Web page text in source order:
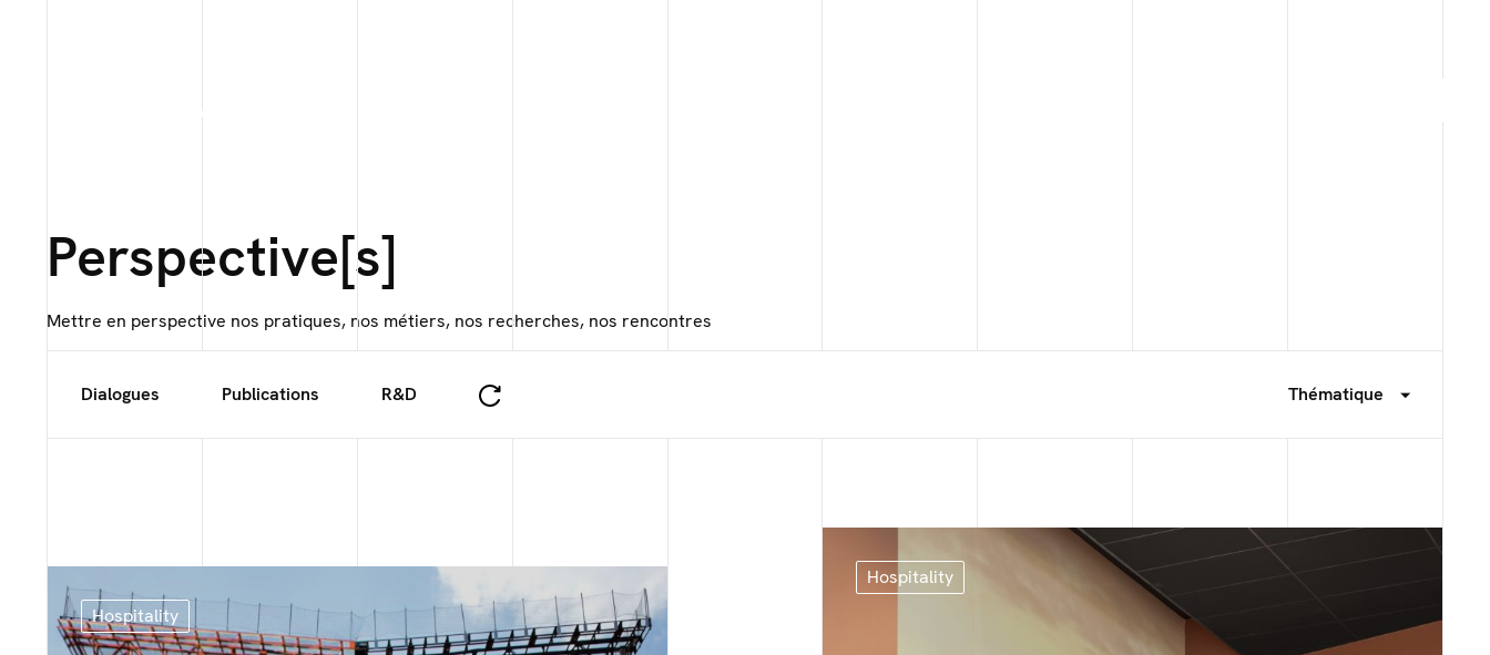
Perspective[s]
Mettre en perspective nos pratiques, nos métiers, nos recherches, nos rencontres
Dialogues Publications R&D Thématique
Hospitality
Hospitality